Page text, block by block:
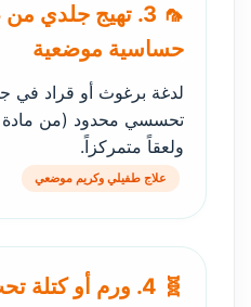
🦟 3. تهيج جلدي
حساسية موضعية
لدغة برغوث أو قراد في
تحسسي محدود (من
ولعقاً متمركزاً.
علاج طفيلي وكريم موضعي
🧬 4. ورم أو كتلة تحت الجلد